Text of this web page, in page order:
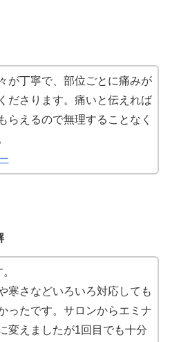
が丁寧で、部位ごとに痛みが
ださります。痛いと伝えれば
らえるので無理することなく
寒さなどいろいろ対応しても
ったです。サロンからエミナ
変えましたが1回目でも十分